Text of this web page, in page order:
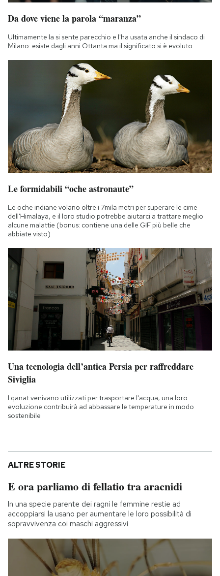
Da dove viene la parola “maranza”
Ultimamente la si sente parecchio e l'ha usata anche il sindaco di
Milano: esiste dagli anni Ottanta ma il significato si è evoluto
Le formidabili “oche astronaute”
Le oche indiane volano oltre i 7mila metri per superare le cime
dell'Himalaya, e il loro studio potrebbe aiutarci a trattare meglio
alcune malattie (bonus: contiene una delle GIF più belle che
abbiate visto)
Una tecnologia dell’antica Persia per raffreddare
Siviglia
I qanat venivano utilizzati per trasportare l'acqua, una loro
evoluzione contribuirà ad abbassare le temperature in modo
sostenibile
ALTRE STORIE
E ora parliamo di fellatio tra aracnidi
In una specie parente dei ragni le femmine restie ad
accoppiarsi la usano per aumentare le loro possibilità di
sopravvivenza coi maschi aggressivi